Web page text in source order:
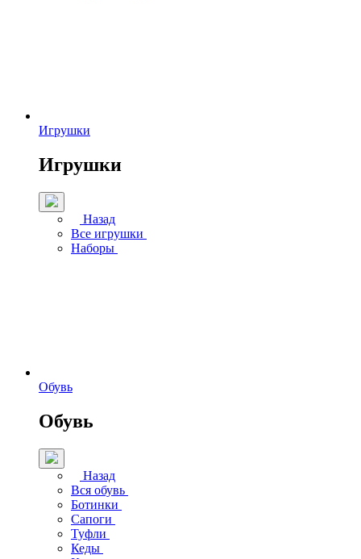
Игрушки
Игрушки
Назад
Все игрушки
Наборы
Обувь
Обувь
Назад
Вся обувь
Ботинки
Сапоги
Туфли
Кеды